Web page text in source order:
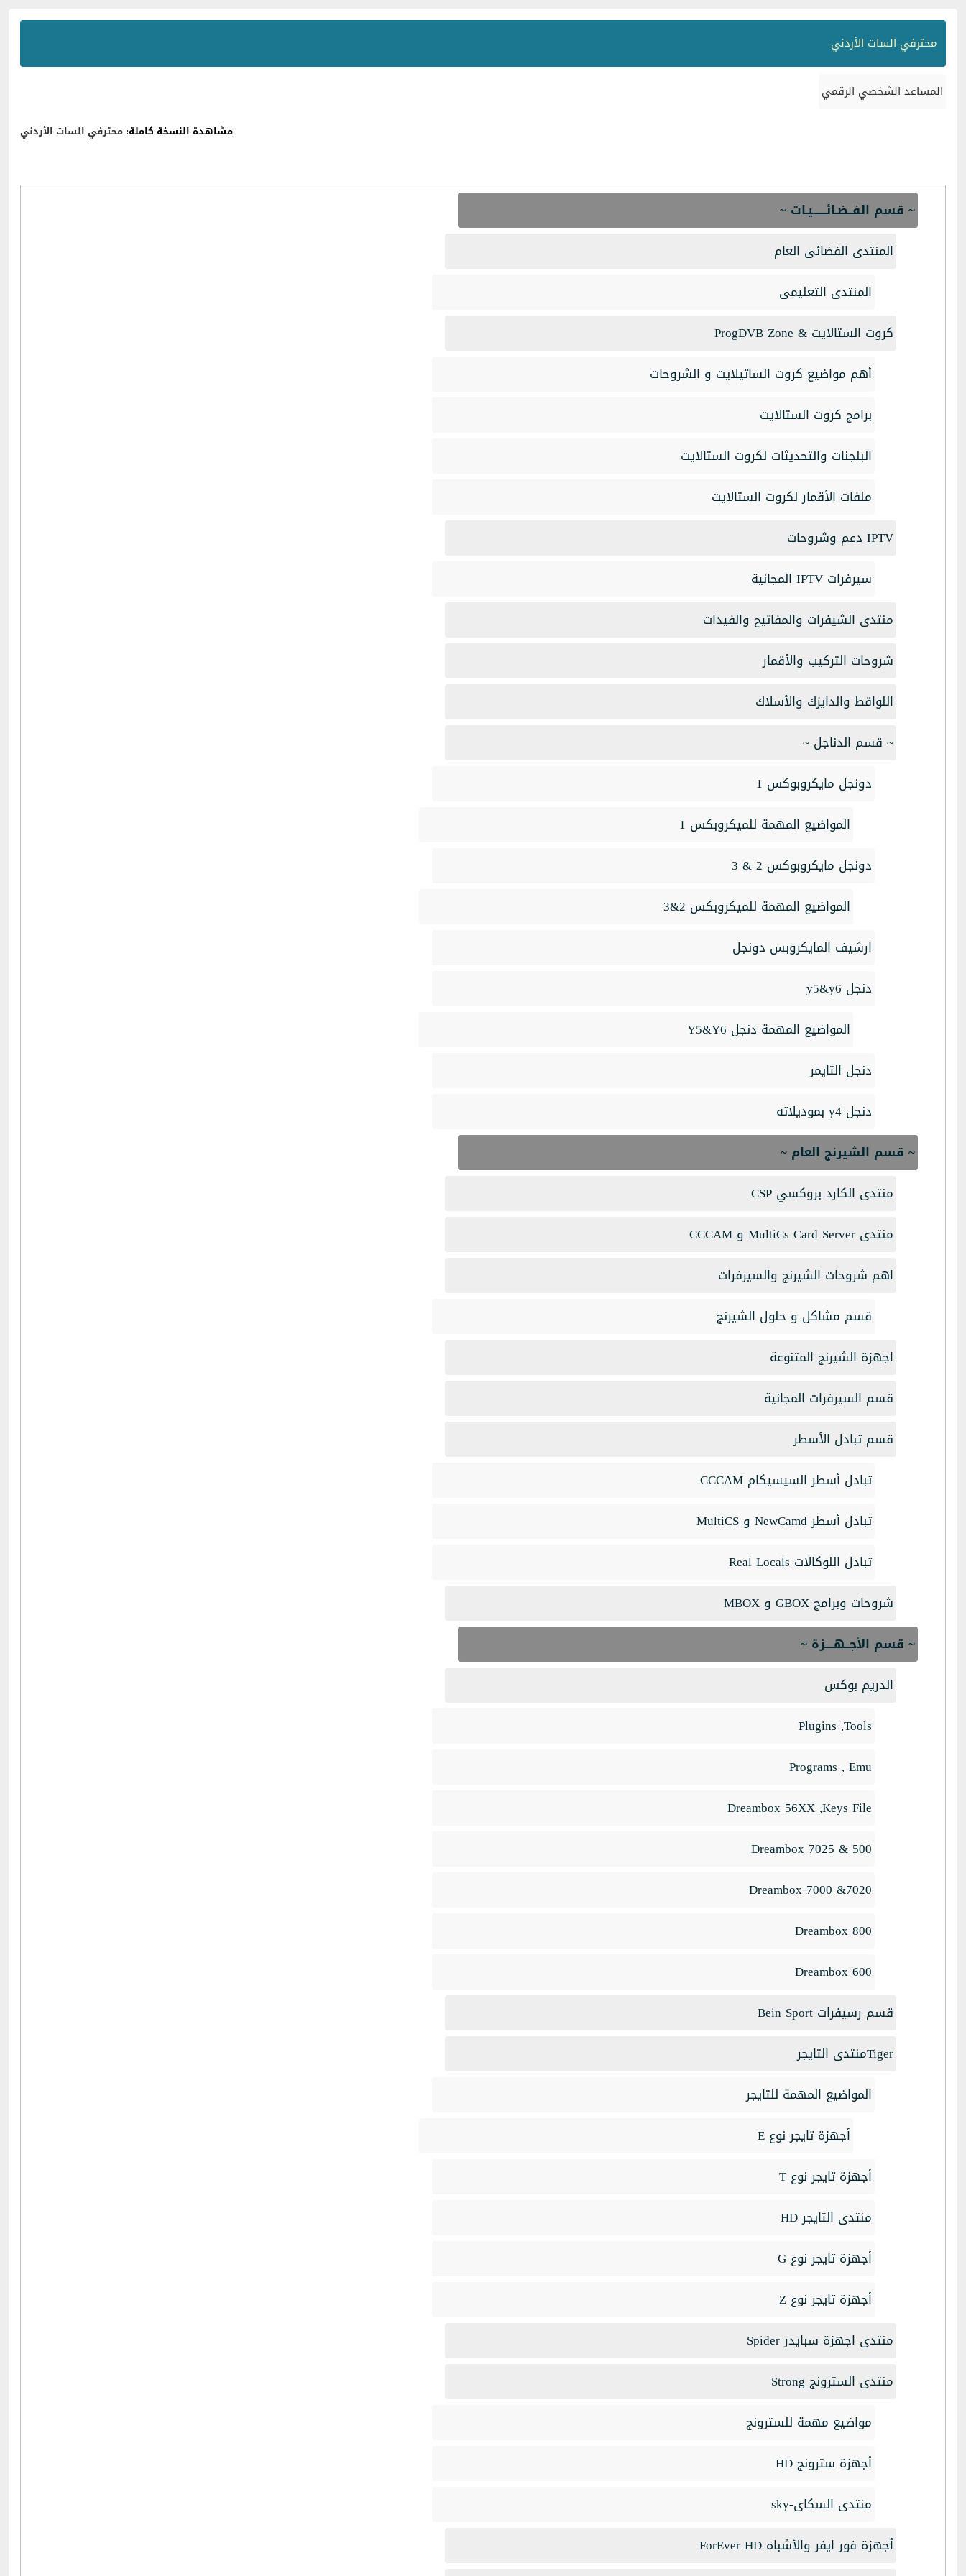
محترفي السات الأردني
المساعد الشخصي الرقمي
مشاهدة النسخة كاملة: محترفي السات الأردني
~ قسم الفــضـائــــــيـات ~
المنتدى الفضائى العام
المنتدى التعليمى
كروت الستالايت & ProgDVB Zone
أهم مواضيع كروت الساتيلايت و الشروحات
برامج كروت الستالايت
البلجنات والتحديثات لكروت الستالايت
ملفات الأقمار لكروت الستالايت
IPTV دعم وشروحات
سيرفرات IPTV المجانية
منتدى الشيفرات والمفاتيح والفيدات
شروحات التركيب والأقمار
اللواقط والدايزك والأسلاك
~ قسم الدناجل ~
دونجل مايكروبوكس 1
المواضيع المهمة للميكروبكس 1
دونجل مايكروبوكس 2 & 3
المواضيع المهمة للميكروبكس 2&3
ارشيف المايكروبس دونجل
دنجل y5&y6
المواضيع المهمة دنجل Y5&Y6
دنجل التايمر
دنجل y4 بموديلاته
~ قسم الشيرنج العام ~
منتدى الكارد بروكسي CSP
منتدى MultiCs Card Server و CCCAM
اهم شروحات الشيرنج والسيرفرات
قسم مشاكل و حلول الشيرنج
اجهزة الشيرنج المتنوعة
قسم السيرفرات المجانية
قسم تبادل الأسطر
تبادل أسطر السيسيكام CCCAM
تبادل أسطر NewCamd و MultiCS
تبادل اللوكالات Real Locals
شروحات وبرامج GBOX و MBOX
~ قسم الأجــهــــزة ~
الدريم بوكس
Plugins ,Tools
Programs , Emu
Dreambox 56XX ,Keys File
Dreambox 7025 & 500
Dreambox 7000 &7020
Dreambox 800
Dreambox 600
قسم رسيفرات Bein Sport
Tigerمنتدى التايجر
المواضيع المهمة للتايجر
أجهزة تايجر نوع E
أجهزة تايجر نوع T
منتدى التايجر HD
أجهزة تايجر نوع G
أجهزة تايجر نوع Z
منتدى اجهزة سبايدر Spider
منتدى السترونج Strong
مواضيع مهمة للسترونج
أجهزة سترونج HD
منتدى السكاى-sky
أجهزة فور ايفر والأشباه ForEver HD